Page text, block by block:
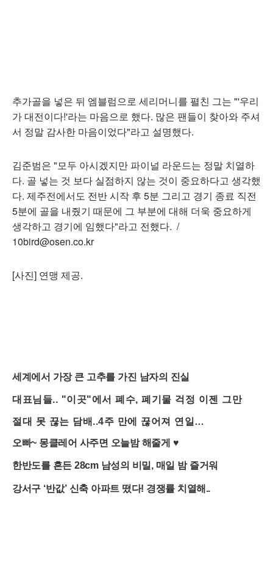
추가골을 넣은 뒤 엠블럼으로 세리머니를 펼친 그는 "'우리
가 대전이다!'라는 마음으로 했다. 많은 팬들이 찾아와 주셔
서 정말 감사한 마음이었다"라고 설명했다.
김준범은 "모두 아시겠지만 파이널 라운드는 정말 치열하
다. 골 넣는 것 보다 실점하지 않는 것이 중요하다고 생각했
다. 제주전에서도 전반 시작 후 5분 그리고 경기 종료 직전
5분에 골을 내줬기 때문에 그 부분에 대해 더욱 중요하게
생각하고 경기에 임했다"라고 전했다. /
10bird@osen.co.kr
[사진] 연맹 제공.